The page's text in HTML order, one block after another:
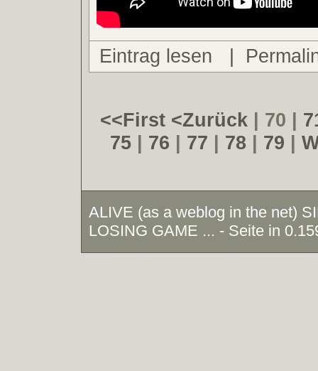
Eintrag lesen |
<<First <Zurück | 70 |
75 | 76 | 77 | 78 | 79 |
ALIVE (as a weblog in the net)
LOSING GAME ... - Seite in